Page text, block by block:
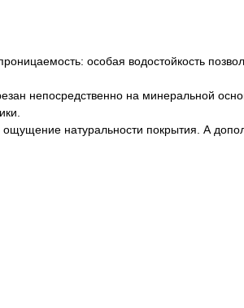
особая водостойкость
непосредственно на минеральной
натуральности покрытия. А